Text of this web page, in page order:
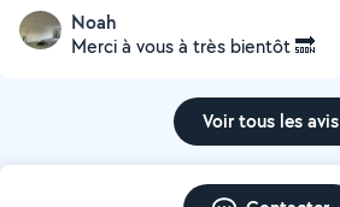
Noah
Merci à vous à très bientôt 🔜
Voir tous les avis